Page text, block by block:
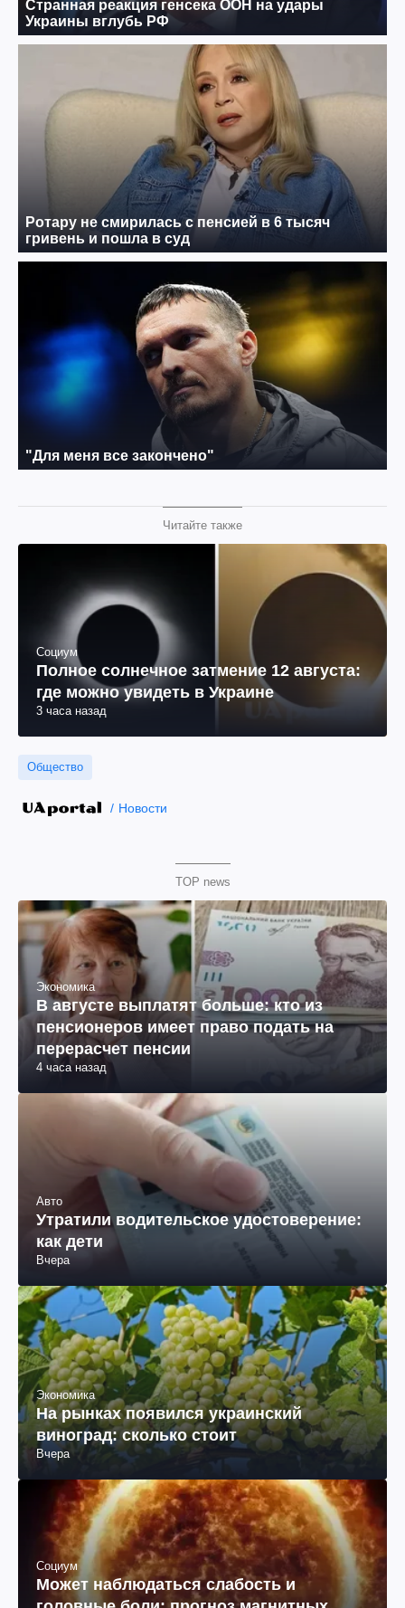
Читайте также
Социум
Полное солнечное затмение 12 августа:
где можно увидеть в Украине
3 часа назад
Общество
Новости
TOP news
Экономика
В августе выплатят больше: кто из
пенсионеров имеет право подать на
перерасчет пенсии
4 часа назад
Авто
Утратили водительское удостоверение:
как дети
Вчера
Экономика
На рынках появился украинский
виноград: сколько стоит
Вчера
Социум
Может наблюдаться слабость и